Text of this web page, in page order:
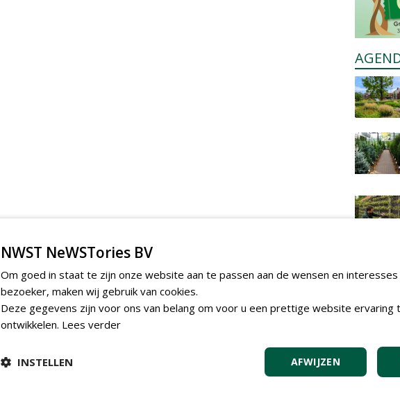
NWST NeWSTories BV
Om goed in staat te zijn onze website aan te passen aan de wensen en interesses
bezoeker, maken wij gebruik van cookies.
Deze gegevens zijn voor ons van belang om voor u een prettige website ervaring
ontwikkelen. Lees verder
AFWIJZEN
INSTELLEN